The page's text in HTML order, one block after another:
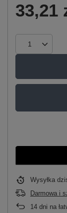
33,21
Wysyłka
Darmowa i
14 dni na